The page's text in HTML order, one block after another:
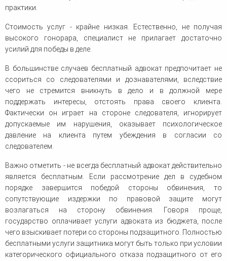
практики.
Стоимость услуг - крайне низкая. Естественно, не получая
высокого гонорара, специалист не прилагает достаточно
усилий для победы в деле.
В большинстве случаев бесплатный адвокат предпочитает не
ссориться со следователями и дознавателями, вследствие
чего не стремится вникнуть в дело и в должной мере
поддержать интересы, отстоять права своего клиента.
Фактически он играет на стороне следователя, игнорирует
допускаемые им нарушения, оказывает психологическое
давление на клиента путем убеждения в согласии со
следователем.
Важно отметить - не всегда бесплатный адвокат действительно
является бесплатным. Если рассмотрение дел в судебном
порядке завершится победой стороны обвинения, то
сопутствующие издержки по правовой защите могут
возлагаться на сторону обвинения. Говоря проще,
государство оплачивает услуги адвоката из бюджета, после
чего взыскивает потери со стороны подзащитного. Полностью
бесплатными услуги защитника могут быть только при условии
категорического официального отказа подзащитного от его